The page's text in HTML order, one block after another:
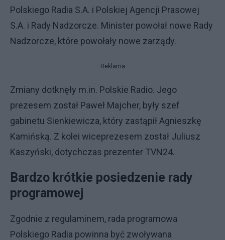
Polskiego Radia S.A. i Polskiej Agencji Prasowej
S.A. i Rady Nadzorcze. Minister powołał nowe Rady
Nadzorcze, które powołały nowe zarządy.
Reklama
Zmiany dotknęły m.in. Polskie Radio. Jego
prezesem został Paweł Majcher, były szef
gabinetu Sienkiewicza, który zastąpił Agnieszkę
Kamińską. Z kolei wiceprezesem został Juliusz
Kaszyński, dotychczas prezenter TVN24.
Bardzo krótkie posiedzenie rady
programowej
Zgodnie z regulaminem, rada programowa
Polskiego Radia powinna być zwoływana